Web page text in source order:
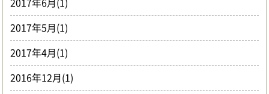
2017年5月(1)
2017年4月(1)
2016年12月(1)